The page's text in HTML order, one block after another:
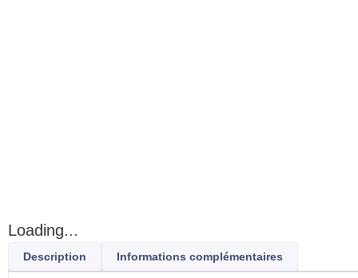
Loading...
Description Informations complémentaires